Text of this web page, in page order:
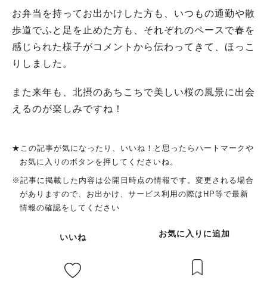
お弁当を持ってお出かけした方も、いつもの通勤や散
歩道でふと足を止めた方も、それぞれのペースで春を
感じられた様子がコメントから伝わってきて、ほっこ
りしました。
また来年も、北摂のあちこちで美しい桜の風景に出会
えるのが楽しみですね！
★この記事が気になったり、いいね！と思ったらハートマークや
お気に入りのボタンを押してくださいね。
※記事に掲載した内容は公開日時点の情報です。変更される場合
がありますので、お出かけ、サービス利用の際はHP等で最新
情報の確認をしてください
いいね お気に入りに追加